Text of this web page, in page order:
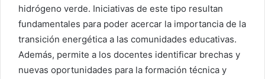
hidrógeno verde. Iniciativas de este tipo resultan
fundamentales para poder acercar la importancia de la
transición energética a las comunidades educativas.
Además, permite a los docentes identificar brechas y
nuevas oportunidades para la formación técnica y